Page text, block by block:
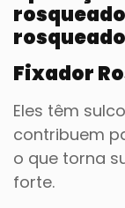
Fixador
Eles têm
contribuem
o que torna
forte.